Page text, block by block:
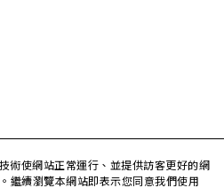
術使網站正常運行、並提供訪客更好的網
繼續瀏覽本網站即表示您同意我們使用